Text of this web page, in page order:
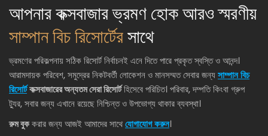
আপনার কক্সবাজার ভ্রমণ হোক আরও স্মরণীয়
সাম্পান বিচ রিসোর্টেরসাথে
ভ্রমণের পরিকল্পনায় সঠিক রিসোর্ট নির্বাচনই এনে দিতে পারে প্রকৃত স্বস্তি ও আনন্দ।
আরামদায়ক পরিবেশ, সমুদ্রের নিকটবর্তী লোকেশন ও মানসম্মত সেবার জন্যসাম্পান বিচ
রিসোর্টকক্সবাজারের অন্যতম সেরা রিসোর্টহিসেবে পরিচিত। পরিবার, দম্পতি কিংবা গ্রুপ
ট্যুর, সবার জন্য এখানে রয়েছে নিশ্চিন্ত ও উপভোগ্য থাকার ব্যবস্থা।
রুম বুককরার জন্য আজই আমাদের সাথেযোগাযোগ করুন।